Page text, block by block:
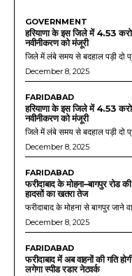
GOVERNMENT
हरियाणा के इस जिले में 4.53
नवीनीकरण को मंजूरी
जिले में लंबे समय से बदहाल पड़ी दो
December 8, 2025
FARIDABAD
हरियाणा के इस जिले में 4.53
नवीनीकरण को मंजूरी
जिले में लंबे समय से बदहाल पड़ी दो
December 8, 2025
FARIDABAD
फरीदाबाद के मोहना–बागपुर रोड
हादसों का खतरा तेज
फरीदाबाद के मोहना से बागपुर जाने
December 8, 2025
FARIDABAD
फरीदाबाद में अब वाहनों की गति
लगेगा स्पीड रडार नेटवर्क